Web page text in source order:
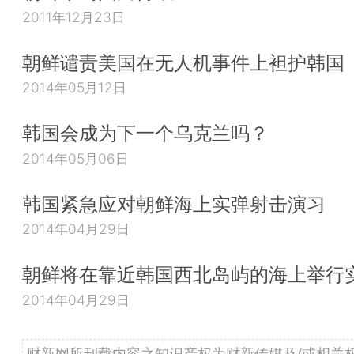
2011年12月23日
朝鲜谴责美国在无人机事件上袒护韩国
2014年05月12日
韩国会成为下一个乌克兰吗？
2014年05月06日
韩国紧急应对朝鲜海上实弹射击演习
2014年04月29日
朝鲜将在靠近韩国西北岛屿的海上举行
2014年04月29日